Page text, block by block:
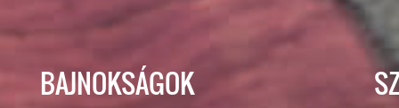
BAJNOKSÁGOK